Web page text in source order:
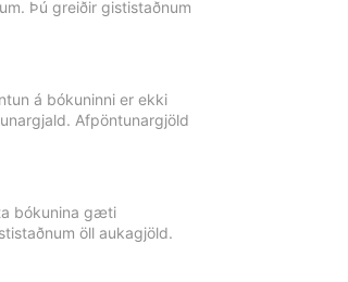
Þú greiðir gististaðnum
á bókuninni er ekki
Afpöntunargjöld
bókunina gæti
öll aukagjöld.